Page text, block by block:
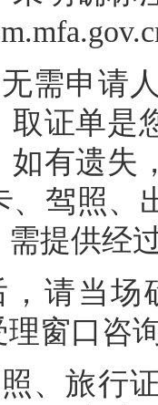
申请人
取证单是
如有遗失
、驾照、
提供经
当场
窗口咨
旅行证